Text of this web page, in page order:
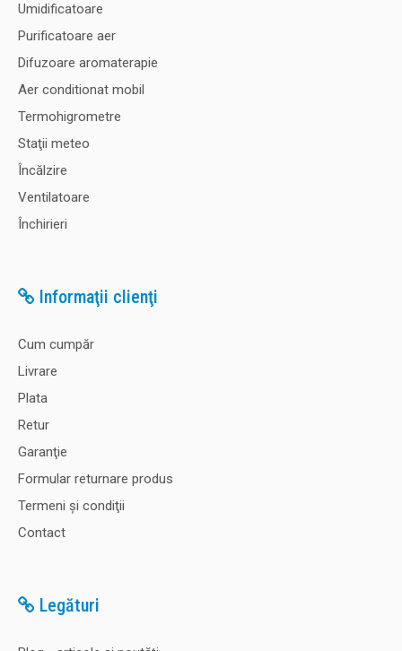
Umidificatoare
Purificatoare aer
Difuzoare aromaterapie
Aer conditionat mobil
Termohigrometre
Staţii meteo
Încălzire
Ventilatoare
Închirieri
Informaţii clienţi
Cum cumpăr
Livrare
Plata
Retur
Garanţie
Formular returnare produs
Termeni şi condiţii
Contact
Legături